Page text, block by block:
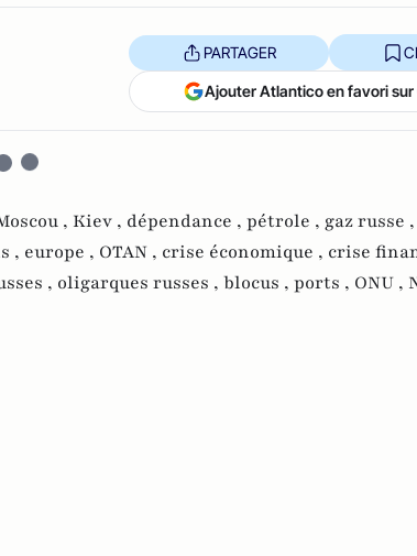
PARTAGER
Ajouter Atlantico en favori sur
, Kiev , dépendance , pétrole , gaz russe ,
, europe , OTAN , crise économique , crise
, oligarques russes , blocus , ports , ONU ,